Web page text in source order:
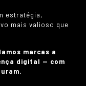
estratégia,
mais valioso que
marcas a
digital — com